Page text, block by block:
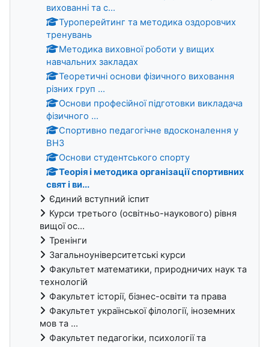
вихованні та с...
Туроперейтинг та методика оздоровчих
тренувань
Методика виховної роботи у вищих
навчальних закладах
Теоретичні основи фізичного виховання
різних груп ...
Основи професійної підготовки викладача
фізичного ...
Спортивно педагогічне вдосконалення у
ВНЗ
Основи студентського спорту
Теорія і методика організації спортивних
свят і ви...
Єдиний вступний іспит
Курси третього (освітньо-наукового) рівня
вищої ос...
Тренінги
Загальноуніверситетські курси
Факультет математики, природничих наук та
технологій
Факультет історії, бізнес-освіти та права
Факультет української філології, іноземних
мов та ...
Факультет педагогіки, психології та